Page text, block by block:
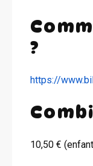
?
https://
10,50 €